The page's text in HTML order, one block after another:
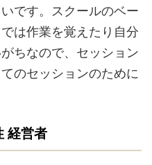
です。スクールのベー
は作業を覚えたり自分
ちなので、セッション
のセッションのために
経営者